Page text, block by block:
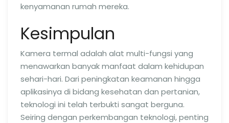
kenyamanan rumah mereka.
Kesimpulan
Kamera termal adalah alat multi-fungsi yang
menawarkan banyak manfaat dalam kehidupan
sehari-hari. Dari peningkatan keamanan hingga
aplikasinya di bidang kesehatan dan pertanian,
teknologi ini telah terbukti sangat berguna.
Seiring dengan perkembangan teknologi, penting